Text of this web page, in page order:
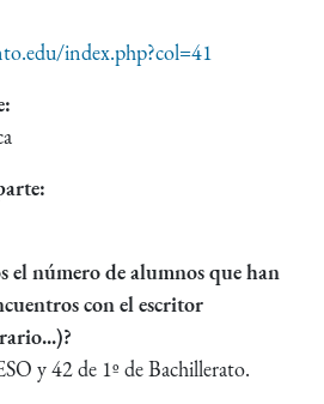
index.php?col=41
el número de alumnos que han
con el escritor
y 42 de 1º de Bachillerato.